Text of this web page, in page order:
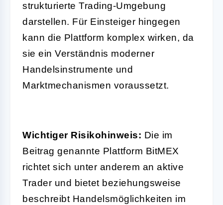
strukturierte Trading-Umgebung
darstellen. Für Einsteiger hingegen
kann die Plattform komplex wirken, da
sie ein Verständnis moderner
Handelsinstrumente und
Marktmechanismen voraussetzt.
Wichtiger Risikohinweis: Die im
Beitrag genannte Plattform BitMEX
richtet sich unter anderem an aktive
Trader und bietet beziehungsweise
beschreibt Handelsmöglichkeiten im